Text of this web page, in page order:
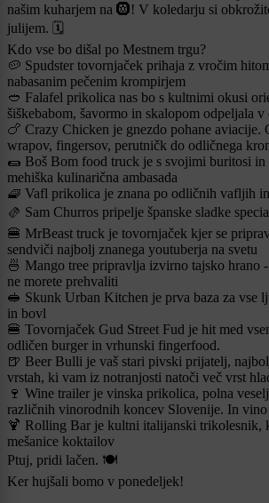
našim kuharjem na 🛞! V koledarju si
julijem. 🗓️
Kdo vse bo dišal po Mestnem trgu?
🥔 Spudster tovornjaček prihaja z vročim
nabasanim pečenim krompirjem
🥙 Falafel prikolica nas bo s kultnimi okusi
šiškebabom, šavormo in skalopom odpeljala v
🍗 Crazy Chicken je gnezdo pohane aviacije.
wrapov, fingersov, perutničk do odličnega
🌯 Boš Bom food truck je s svojimi buritosi in
mehiška kulinarična ambasada
🧇 Vafl prikolica je znana po odličnih vafljih
🫔 Sam Churros pripelje španske sladke
🍔 MrBeast truck je tovornjaček kjer se
sendviči najbolj znanega youtuberja na svetu
🍜 Mango tree pripravlja izvirno tajsko hrano
ne morete prehvaliti
🥪 Skunk Urban Kitchen je prva baza za vse
in bovl
🍔 Tovornjaček Gud Street Fud je hit med
odličen burger in vrhunski fingerfood.
🍺 Beer Bulli je vaš stari pivski prijatelj,
vrstah, ki vam iz notranjosti natoči več vrst
🍷 Wine trailer je vinska prikolica, polna
različnih vinorodnih koncev Slovenije. In vino
🍹 Rolling Bar je kultni italijanski trikolesnik,
mešanice koktailov
Ptuj, pridi lačen. 🍽️
Ker hujšali bomo v ponedeljek!